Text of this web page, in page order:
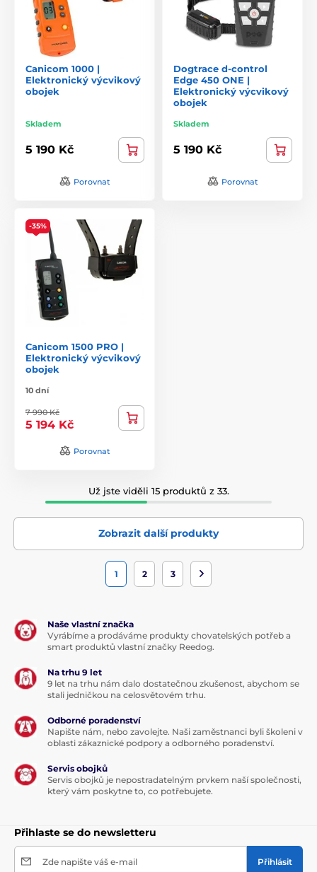
Canicom 1000 |
Elektronický výcvikový
obojek
Skladem
5 190 Kč
Porovnat
Dogtrace d-control
Edge 450 ONE |
Elektronický výcvikový
obojek
Skladem
5 190 Kč
Porovnat
-35%
Canicom 1500 PRO |
Elektronický výcvikový
obojek
10 dní
7 990 Kč
5 194 Kč
Porovnat
Už jste viděli 15 produktů z 33.
Zobrazit další produkty
1 2 3
Naše vlastní značka
Vyrábíme a prodáváme produkty chovatelských potřeb a
smart produktů vlastní značky Reedog.
Na trhu 9 let
9 let na trhu nám dalo dostatečnou zkušenost, abychom se
stali jedničkou na celosvětovém trhu.
Odborné poradenství
Napište nám, nebo zavolejte. Naši zaměstnanci byli školeni v
oblasti zákaznické podpory a odborného poradenství.
Servis obojků
Servis obojků je nepostradatelným prvkem naší společnosti,
který vám poskytne to, co potřebujete.
Přihlaste se do newsletteru
Zde napište váš e-mail Přihlásit